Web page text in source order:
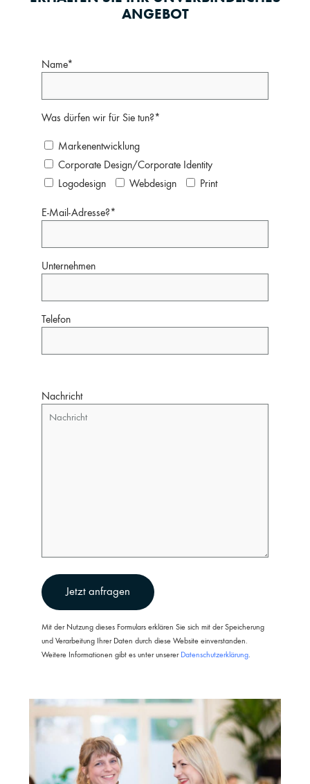
ANGEBOT
Name*
Was dürfen wir für Sie tun?*
Markenentwicklung
Corporate Design/Corporate Identity
Logodesign
Webdesign Print
E-Mail-Adresse?*
Unternehmen
Telefon
Nachricht
Mit der Nutzung dieses Formulars erklären Sie sich mit der Speicherung
und Verarbeitung Ihrer Daten durch diese Website einverstanden.
Weitere Informationen gibt es unter unserer Datenschutzerklärung.